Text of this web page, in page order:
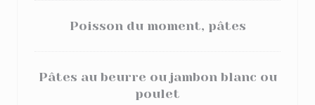
Poisson du moment, pâtes
Pâtes au beurre ou jambon blanc ou
poulet